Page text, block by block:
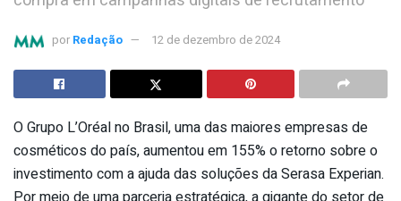
por Redação 12 de dezembro de 2024
O Grupo L’Oréal no Brasil, uma das maiores empresas de
cosméticos do país, aumentou em 155% o retorno sobre o
investimento com a ajuda das soluções da Serasa Experian.